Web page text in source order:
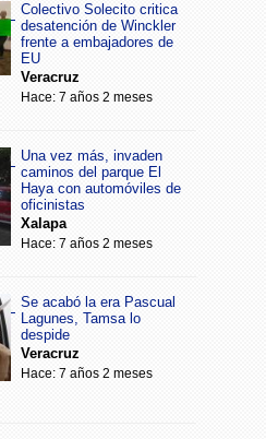
Colectivo Solecito critica
desatención de Winckler
frente a embajadores de
EU
Veracruz
Hace: 7 años 2 meses
Una vez más, invaden
caminos del parque El
Haya con automóviles de
oficinistas
Xalapa
Hace: 7 años 2 meses
Se acabó la era Pascual
Lagunes, Tamsa lo
despide
Veracruz
Hace: 7 años 2 meses